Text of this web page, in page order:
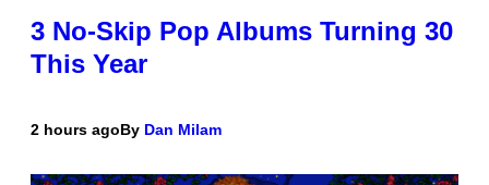
3 No-Skip Pop Albums Turning 30
This Year
2 hours agoBy Dan Milam